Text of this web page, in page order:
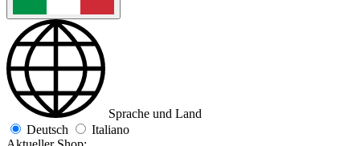
Sprache und Land
Deutsch
Italiano